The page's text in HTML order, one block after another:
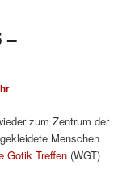
–
zum Zentrum der
Menschen
Gotik Treffen (WGT)